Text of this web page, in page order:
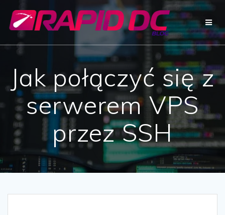
Przejdź
do
treści
Jak połączyć się z
serwerem VPS
przez SSH